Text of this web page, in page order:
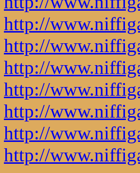
http://
http://
http://
http://
http://
http://
http://